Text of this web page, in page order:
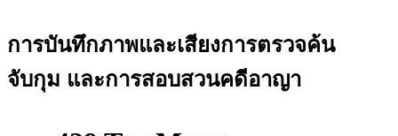
การบันทึกภาพและเสียงการตรวจค้น
จับกุม และการสอบสวนคดีอาญา